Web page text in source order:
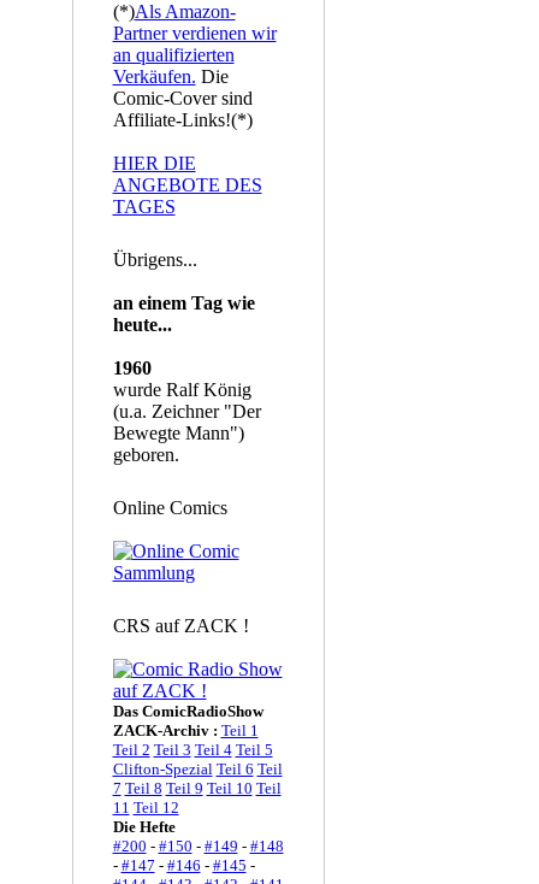
(*)Als Amazon-
Partner verdienen wir
an qualifizierten
Verkäufen. Die
Comic-Cover sind
Affiliate-Links!(*)
HIER DIE
ANGEBOTE DES
TAGES
Übrigens...
an einem Tag wie
heute...
1960
wurde Ralf König
(u.a. Zeichner "Der
Bewegte Mann")
geboren.
Online Comics
CRS auf ZACK !
Das ComicRadioShow
ZACK-Archiv : Teil 1
Teil 2 Teil 3 Teil 4 Teil 5
Clifton-Spezial Teil 6 Teil
7 Teil 8 Teil 9 Teil 10 Teil
11 Teil 12
Die Hefte
#200 - #150 - #149 - #148
- #147 - #146 - #145 -